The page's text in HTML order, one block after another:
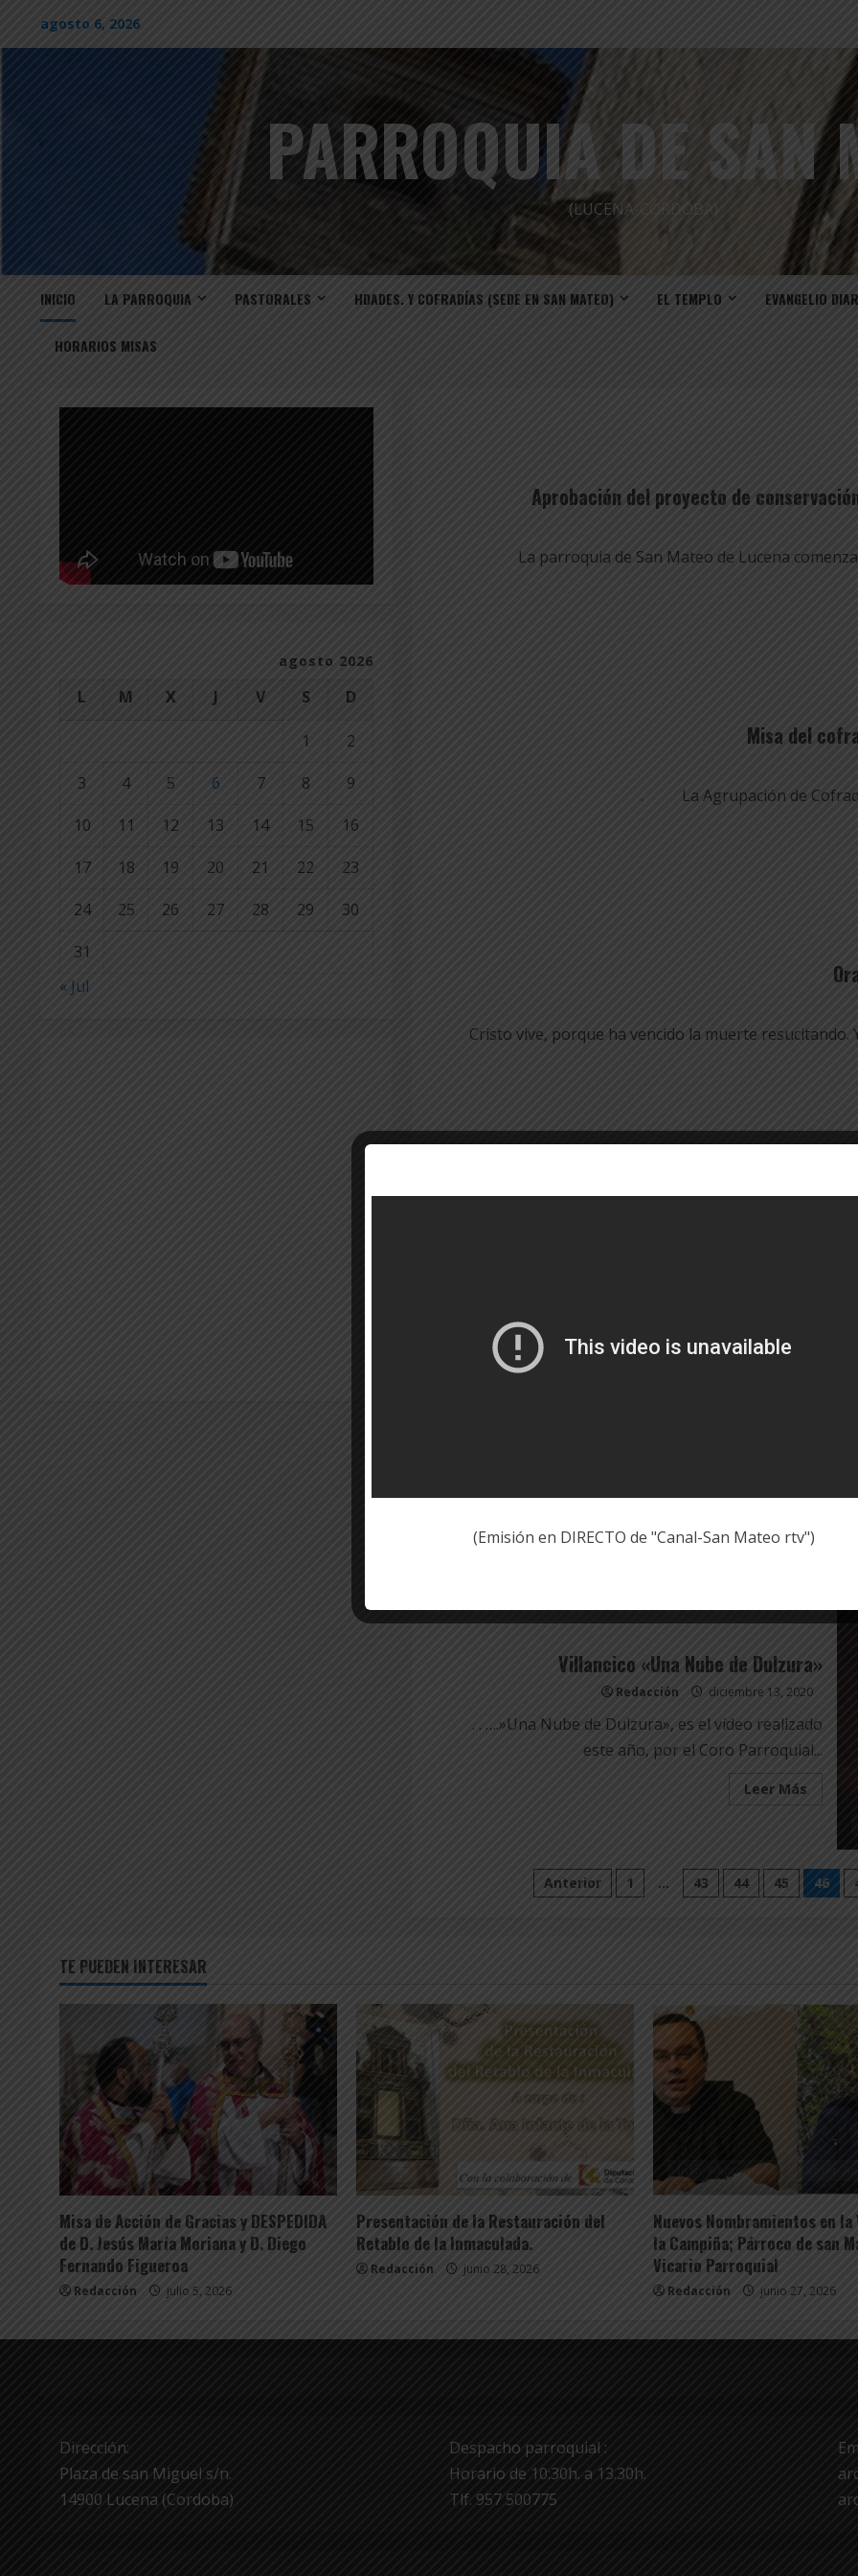
agosto 6, 2026
PARROQUIA DE SAN
(LUCENA-CÓRDOBA)
INICIO LA PARROQUIA PASTORALES HDADES. Y COFRADÍAS (SEDE EN SAN MATEO) EL TEMPLO EVANGELIO
HORARIOS MISAS
Aprobación del proyecto de
La parroquia de San Mateo de Lucena
Misa del
. La Agrupación de
Cristo vive, porque ha vencido la muerte
El próximo reparto de alimentos por parte de
El viernes 12 de febrero, a las 20:15,
Villancico «Una Nube de Dulzura»
Redacción diciembre 13, 2020
. . ….»Una Nube de Dulzura», es el vídeo realizado
este año, por el Coro Parroquial...
Leer MásLeer
más
«Una
Nube
de
Paginación
Anterior 1 … 43 44 45 46
agosto 2026
L M X J V S D
1
2
3
4 5 6 7 8
9
10
11 12 13 14 15
16
17
18 19 20 21 22
23
24
25 26 27 28 29
30
31
« Jul
TE PUEDEN INTERESAR
Info. Parroquial Tablón Anuncios
Misa de Acción de Gracias y DESPEDIDA
de D. Jesús María Moriana y D. Diego
Fernando Figueroa
Redacción julio 5, 2026
Info. Parroquial Tablón Anuncios
Presentación de la Restauración del
Retablo de la Inmaculada.
Redacción junio 28, 2026
Info. Parroquial Tablón
Nuevos Nombramientos en
la Campiña; Párroco de san
Vicario Parroquial
Redacción junio 27, 2026
Dirección:
Plaza de san Miguel s/n.
14900 Lucena (Cordoba)
Despacho parroquial :
Horario de 10:30h. a 13.30h.
Tlf. 957 500775
(Emisión en DIRECTO de "Canal-San Mateo rtv")